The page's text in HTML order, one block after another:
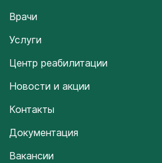
Врачи
Услуги
Центр реабилитации
Новости и акции
Контакты
Документация
Вакансии